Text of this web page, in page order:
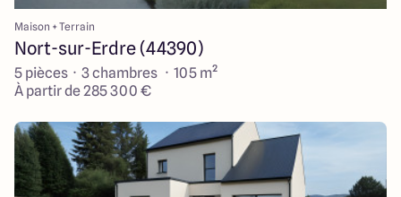
Maison + Terrain
Nort-sur-Erdre (44390)
5 pièces · 3 chambres · 105 m²
À partir de 285 300 €